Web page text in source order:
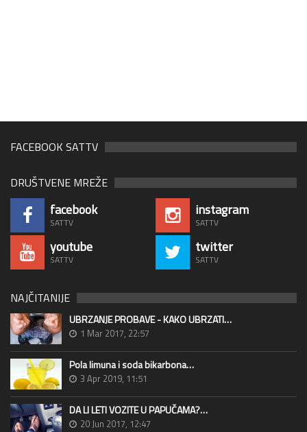
FACEBOOK SATTV
DRUŠTVENE MREŽE
facebook
SATTV
instagram
SATTV
youtube
SATTV
twitter
SATTV
NAJČITANIJE
UBRZANJE PROBAVE - KAKO UBRZATI…
1 Mar 2017, 22:57
Pola limuna i soda bikarbona…
3 Apr 2019, 11:51
DA LI LETI VOZITE U PAPUČAMA?…
20 Jun 2017, 12:47